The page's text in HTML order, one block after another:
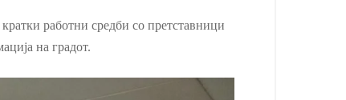
работни средби со претставници
на градот.